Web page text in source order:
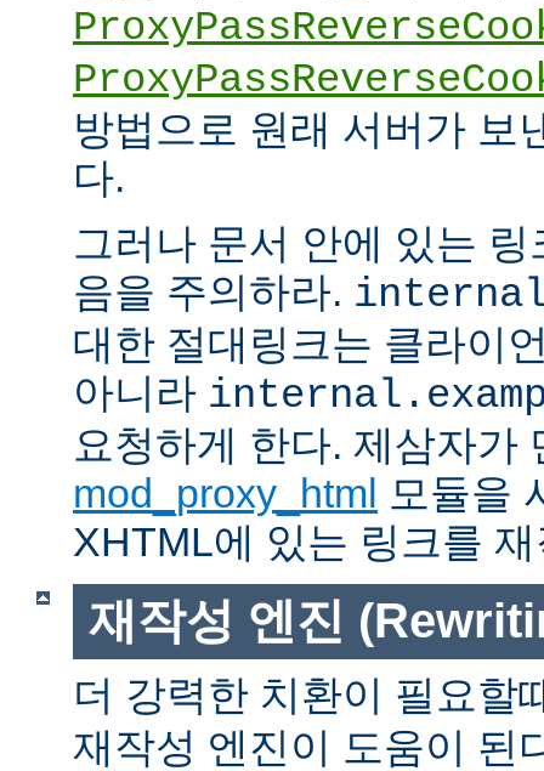
방법으로 원래 서버가 보
다.
그러나 문서 안에 있는
음을 주의하라.
대한 절대링크는 클라이
아니라
요청하게 한다. 제삼자가
mod_proxy_html 모듈을
XHTML에 있는 링크를
재작성 엔진
더 강력한 치환이 필요할
재작성 엔진이 도움이 된